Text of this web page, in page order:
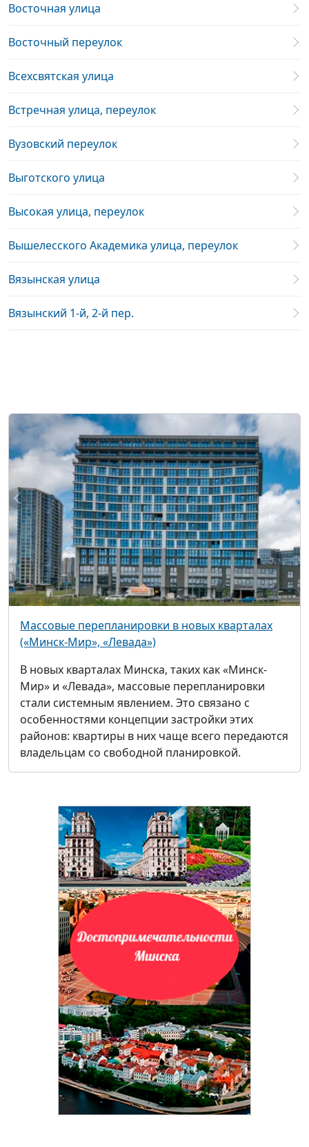
Восточная улица
Восточный переулок
Всехсвятская улица
Встречная улица, переулок
Вузовский переулок
Выготского улица
Высокая улица, переулок
Вышелесского Академика улица, переулок
Вязынская улица
Вязынский 1-й, 2-й пер.
Массовые перепланировки в новых кварталах
(«Минск-Мир», «Левада»)
В новых кварталах Минска, таких как «Минск-
Мир» и «Левада», массовые перепланировки
стали системным явлением. Это связано с
особенностями концепции застройки этих
районов: квартиры в них чаще всего передаются
владельцам со свободной планировкой.